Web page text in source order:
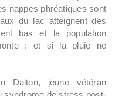
nappes phréatiques sont
du lac atteignent des
bas et la population
: et si la pluie ne
Dalton, jeune vétéran